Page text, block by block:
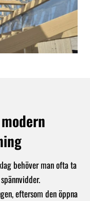
behöver man ofta ta
eftersom den öppna